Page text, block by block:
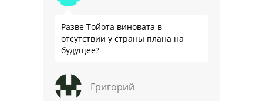
Разве Тойота виновата в
отсутствии у страны плана на
будущее?
Григорий